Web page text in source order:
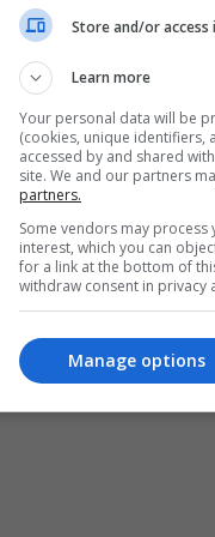
CONDIȚII DE UTILIZARE
rezervate Diaspora
Store and/or
Learn more
Your personal data will be
(cookies, unique identifiers,
accessed by and shared
site. We and our partners
partners.
Some vendors may
interest, which you can
for a link at the bottom of
withdraw consent in privacy
Manage options